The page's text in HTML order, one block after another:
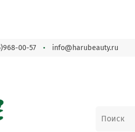
00-57 info@harubeauty.ru